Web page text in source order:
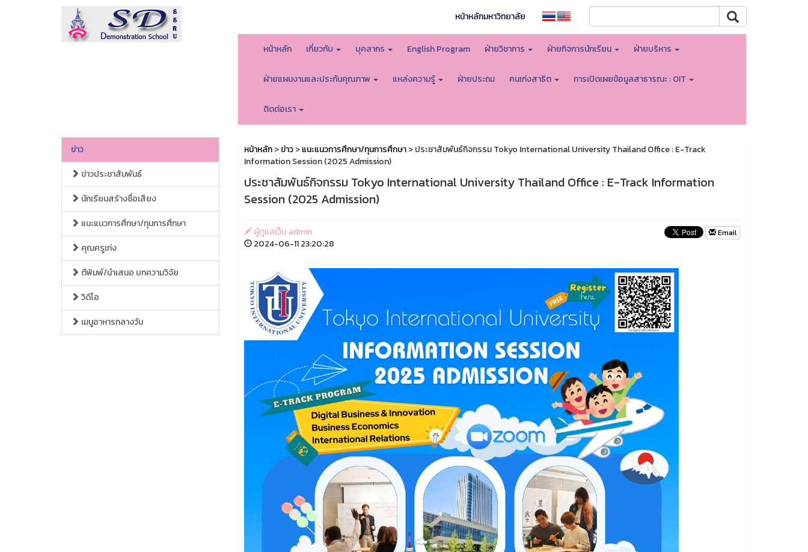
หน้าหลักมหาวิทยาลัย
หน้าหลัก เกี่ยวกับ บุคลากร English Program ฝ่ายวิชาการ ฝ่ายกิจการนักเรียน ฝ่ายบริหาร
ฝ่ายแผนงานและประกันคุณภาพ แหล่งความรู้ ฝ่ายประถม คนเก่งสาธิต การเปิดเผยข้อมูลสาธารณะ : OIT
ติดต่อเรา
ข่าว
ข่าวประชาสัมพันธ์
นักเรียนสร้างชื่อเสียง
แนะแนวการศึกษา/ทุนการศึกษา
คุณครูเก่ง
ตีพิมพ์/นำเสนอ บทความวิจัย
วิดีโอ
เมนูอาหารกลางวัน
หน้าหลัก>ข่าว>แนะแนวการศึกษา/ทุนการศึกษา> ประชาสัมพันธ์กิจกรรม Tokyo International University Thailand Office : E-Track
Information Session (2025 Admission)
ประชาสัมพันธ์กิจกรรม Tokyo International University Thailand Office : E-Track Information
Session (2025 Admission)
ผู้ดูแลเว็บ admin
2024-06-11 23:20:28
Email